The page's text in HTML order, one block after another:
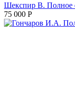
Шекспир В. Полное
75 000 Р